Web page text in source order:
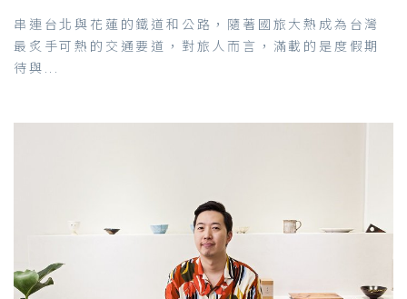
串連台北與花蓮的鐵道和公路，隨著國旅大熱成為台灣
最炙手可熱的交通要道，對旅人而言，滿載的是度假期
待與...